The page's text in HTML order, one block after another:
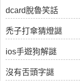
dcard脫魯笑話
禿子打傘猜燈謎
ios手遊狗解謎
沒有舌頭字謎